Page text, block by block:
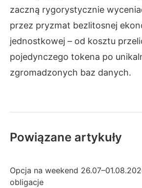
zaczną rygorystycznie
przez pryzmat bezlitosnej
jednostkowej – od kosztu
pojedynczego tokena po
zgromadzonych baz danych.
Powiązane artykuły
Opcja na weekend
obligacje